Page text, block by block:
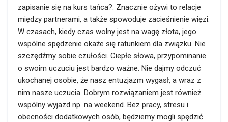
zapisanie się na kurs tańca?. Znacznie ożywi to relacje
między partnerami, a także spowoduje zacieśnienie więzi.
W czasach, kiedy czas wolny jest na wagę złota, jego
wspólne spędzenie okaże się ratunkiem dla związku. Nie
szczędźmy sobie czułości. Ciepłe słowa, przypominanie
o swoim uczuciu jest bardzo ważne. Nie dajmy odczuć
ukochanej osobie, że nasz entuzjazm wygasł, a wraz z
nim nasze uczucia. Dobrym rozwiązaniem jest również
wspólny wyjazd np. na weekend. Bez pracy, stresu i
obecności dodatkowych osób, będziemy mogli spędzić